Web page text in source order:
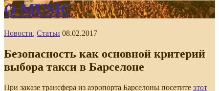
O MUSIC
Новости, Статьи 08.02.2017
Безопасность как основной критерий
выбора такси в Барселоне
При заказе трансфера из аэропорта Барселоны посетите этот